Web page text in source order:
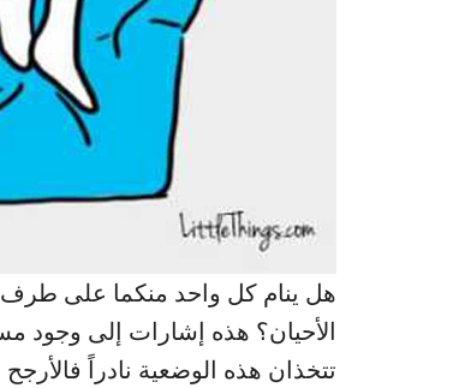
هل ينام كل واحد منكما على طرف
الأحيان؟ هذه إشارات إلى وجود
تتخذان هذه الوضعية نادراً